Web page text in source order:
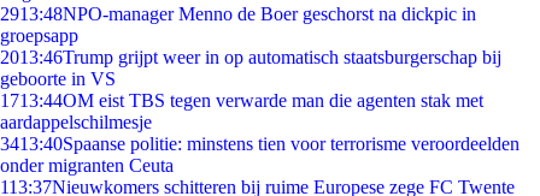
2913:48NPO-manager Menno de Boer geschorst na dickpic in
groepsapp
2013:46Trump grijpt weer in op automatisch staatsburgerschap bij
geboorte in VS
1713:44OM eist TBS tegen verwarde man die agenten stak met
aardappelschilmesje
3413:40Spaanse politie: minstens tien voor terrorisme veroordeelden
onder migranten Ceuta
113:37Nieuwkomers schitteren bij ruime Europese zege FC Twente